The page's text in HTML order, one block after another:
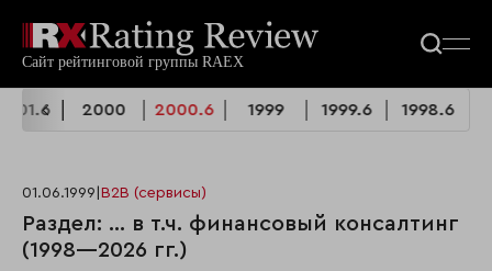
2000 2000.6 1999 1999.6 1998.6
01.06.1999 B2B (сервисы)
Раздел: ... в т.ч. финансовый консалтинг
(1998—2026 гг.)